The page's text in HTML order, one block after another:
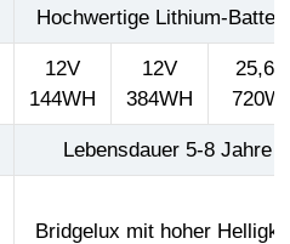
Hochwertige Lithium-
12V
144WH
12V
384WH
25,6
Lebensdauer 5-8 Jahre
Bridgelux mit hoher